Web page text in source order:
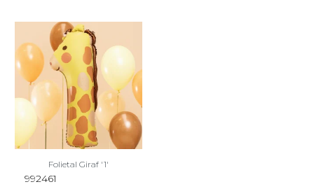
Folietal Giraf '1'
992461